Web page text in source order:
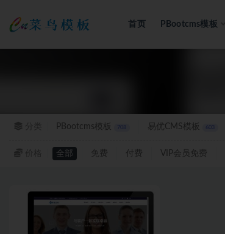
首页 PBootcms模板
PBootcms模板 708 易优CMS模板 603
全部 免费 付费 VIP会员免费